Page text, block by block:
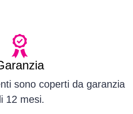
sono coperti da garanzia
12 mesi.